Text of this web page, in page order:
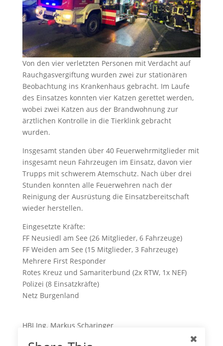
Von den vier verletzten Personen mit Verdacht auf
Rauchgasvergiftung wurden zwei zur stationären
Beobachtung ins Krankenhaus gebracht. Im Laufe
des Einsatzes konnten vier Katzen gerettet werden,
wobei zwei Katzen aus der Brandwohnung zur
ärztlichen Kontrolle in die Tierklink gebracht
wurden.
Insgesamt standen über 40 Feuerwehrmitglieder mit
insgesamt neun Fahrzeugen im Einsatz, davon vier
Trupps mit schwerem Atemschutz. Nach über drei
Stunden konnten alle Feuerwehren nach der
Reinigung der Ausrüstung die Einsatzbereitschaft
wieder herstellen.
Eingesetzte Kräfte:
FF Neusiedl am See (26 Mitglieder, 6 Fahrzeuge)
FF Weiden am See (15 Mitglieder, 3 Fahrzeuge)
Mehrere First Responder
Rotes Kreuz und Samariterbund (2x RTW, 1x NEF)
Polizei (8 Einsatzkräfte)
Netz Burgenland
HBI Ing. Markus Scharinger